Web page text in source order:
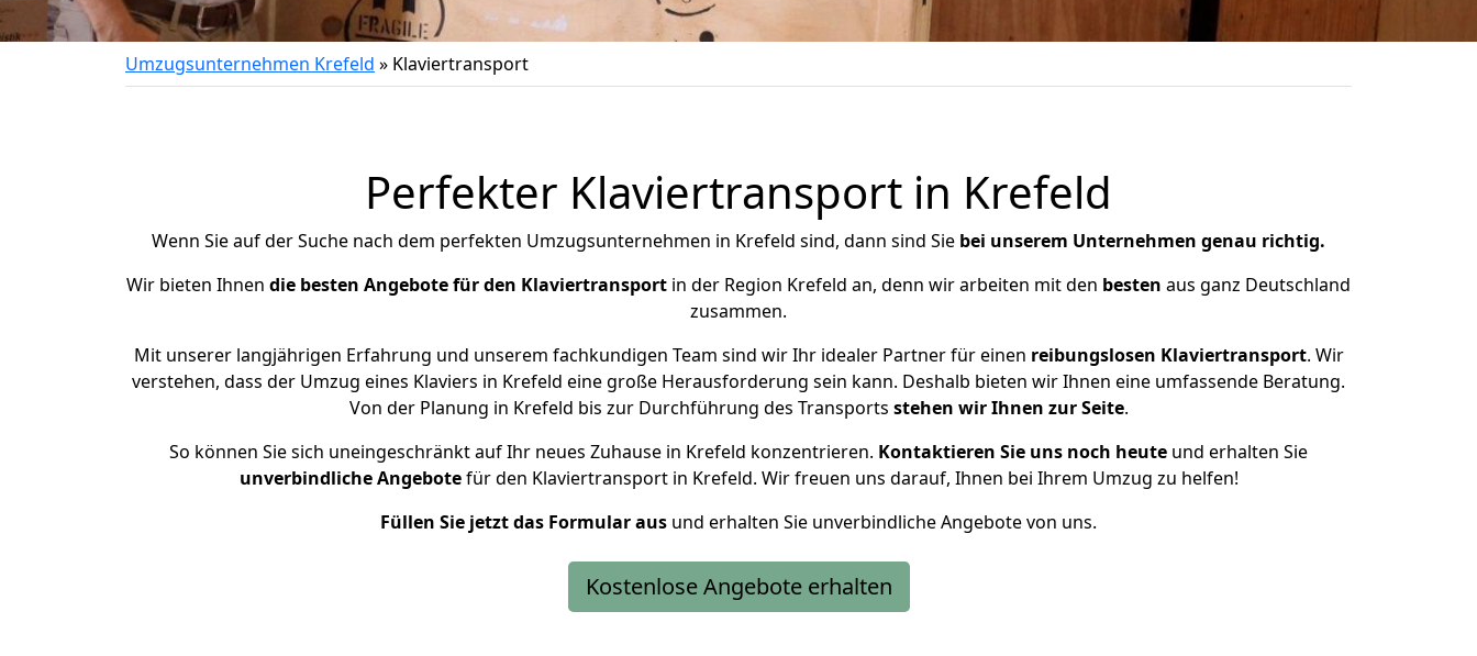
Umzugsunternehmen Krefeld » Klaviertransport
Perfekter Klaviertransport in Krefeld
Wenn Sie auf der Suche nach dem perfekten Umzugsunternehmen in Krefeld sind, dann sind Sie bei unserem Unternehmen genau richtig.
Wir bieten Ihnen die besten Angebote für den Klaviertransport in der Region Krefeld an, denn wir arbeiten mit den besten aus ganz Deutschland
zusammen.
Mit unserer langjährigen Erfahrung und unserem fachkundigen Team sind wir Ihr idealer Partner für einen reibungslosen Klaviertransport. Wir
verstehen, dass der Umzug eines Klaviers in Krefeld eine große Herausforderung sein kann. Deshalb bieten wir Ihnen eine umfassende Beratung.
Von der Planung in Krefeld bis zur Durchführung des Transports stehen wir Ihnen zur Seite.
So können Sie sich uneingeschränkt auf Ihr neues Zuhause in Krefeld konzentrieren. Kontaktieren Sie uns noch heute und erhalten Sie
unverbindliche Angebotefür den Klaviertransport in Krefeld. Wir freuen uns darauf, Ihnen bei Ihrem Umzug zu helfen!
Füllen Sie jetzt das Formular aus und erhalten Sie unverbindliche Angebote von uns.
Kostenlose Angebote erhalten